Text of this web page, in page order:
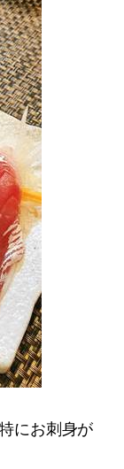
にお刺身が